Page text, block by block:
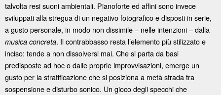
talvolta resi suoni ambientali. Pianoforte ed affini sono invece
sviluppati alla stregua di un negativo fotografico e disposti in serie,
a gusto personale, in modo non dissimile – nelle intenzioni – dalla
musica concreta. Il contrabbasso resta l’elemento più stilizzato e
inciso: tende a non dissolversi mai. Che si parta da basi
predisposte ad hoc o dalle proprie improvvisazioni, emerge un
gusto per la stratificazione che si posiziona a metà strada tra
sospensione e disturbo sonico. Un gioco degli specchi che